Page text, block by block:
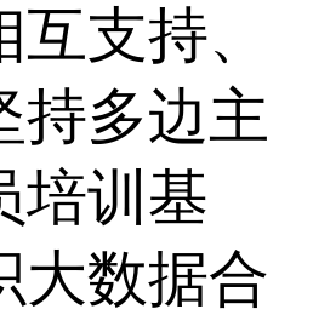
支持、
持多边主
培训基
大数据合